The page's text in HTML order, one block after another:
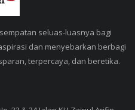
seluas-luasnya bagi
dan menyebarkan berbagi
terpercaya, dan beretika.